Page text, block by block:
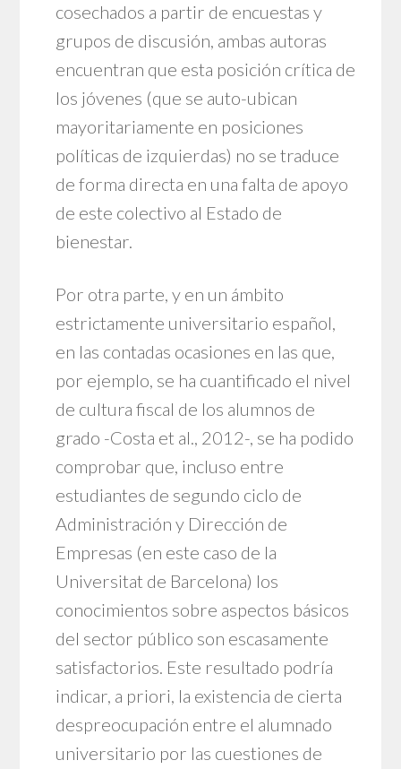
cosechados a partir de encuestas y
grupos de discusión, ambas autoras
encuentran que esta posición crítica de
los jóvenes (que se auto-ubican
mayoritariamente en posiciones
políticas de izquierdas) no se traduce
de forma directa en una falta de apoyo
de este colectivo al Estado de
bienestar.
Por otra parte, y en un ámbito
estrictamente universitario español,
en las contadas ocasiones en las que,
por ejemplo, se ha cuantificado el nivel
de cultura fiscal de los alumnos de
grado -Costa et al., 2012-, se ha podido
comprobar que, incluso entre
estudiantes de segundo ciclo de
Administración y Dirección de
Empresas (en este caso de la
Universitat de Barcelona) los
conocimientos sobre aspectos básicos
del sector público son escasamente
satisfactorios. Este resultado podría
indicar, a priori, la existencia de cierta
despreocupación entre el alumnado
universitario por las cuestiones de